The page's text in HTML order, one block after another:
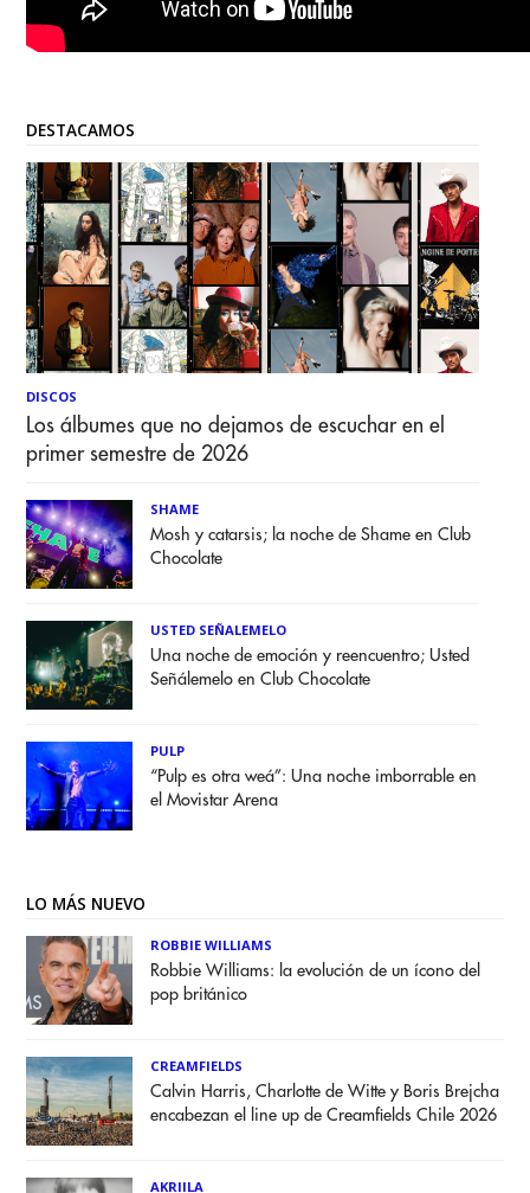
DESTACAMOS
DISCOS
Los álbumes que no dejamos de escuchar en el
primer semestre de 2026
SHAME
Mosh y catarsis; la noche de Shame en Club
Chocolate
USTED SEÑALEMELO
Una noche de emoción y reencuentro; Usted
Señálemelo en Club Chocolate
PULP
“Pulp es otra weá”: Una noche imborrable en
el Movistar Arena
LO MÁS NUEVO
ROBBIE WILLIAMS
Robbie Williams: la evolución de un ícono del
pop británico
CREAMFIELDS
Calvin Harris, Charlotte de Witte y Boris Brejcha
encabezan el line up de Creamfields Chile 2026
AKRIILA